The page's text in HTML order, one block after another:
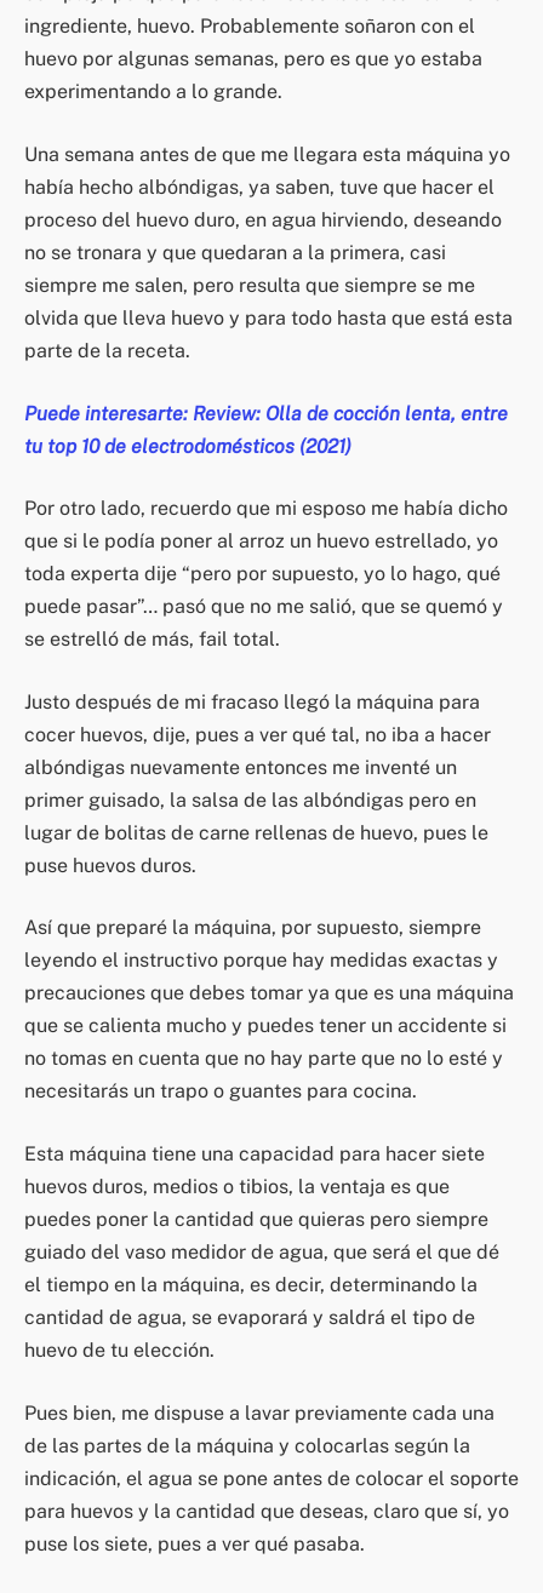
ingrediente, huevo. Probablemente soñaron con el
huevo por algunas semanas, pero es que yo estaba
experimentando a lo grande.
Una semana antes de que me llegara esta máquina yo
había hecho albóndigas, ya saben, tuve que hacer el
proceso del huevo duro, en agua hirviendo, deseando
no se tronara y que quedaran a la primera, casi
siempre me salen, pero resulta que siempre se me
olvida que lleva huevo y para todo hasta que está esta
parte de la receta.
Puede interesarte: Review: Olla de cocción lenta, entre
tu top 10 de electrodomésticos (2021)
Por otro lado, recuerdo que mi esposo me había dicho
que si le podía poner al arroz un huevo estrellado, yo
toda experta dije “pero por supuesto, yo lo hago, qué
puede pasar”… pasó que no me salió, que se quemó y
se estrelló de más, fail total.
Justo después de mi fracaso llegó la máquina para
cocer huevos, dije, pues a ver qué tal, no iba a hacer
albóndigas nuevamente entonces me inventé un
primer guisado, la salsa de las albóndigas pero en
lugar de bolitas de carne rellenas de huevo, pues le
puse huevos duros.
Así que preparé la máquina, por supuesto, siempre
leyendo el instructivo porque hay medidas exactas y
precauciones que debes tomar ya que es una máquina
que se calienta mucho y puedes tener un accidente si
no tomas en cuenta que no hay parte que no lo esté y
necesitarás un trapo o guantes para cocina.
Esta máquina tiene una capacidad para hacer siete
huevos duros, medios o tibios, la ventaja es que
puedes poner la cantidad que quieras pero siempre
guiado del vaso medidor de agua, que será el que dé
el tiempo en la máquina, es decir, determinando la
cantidad de agua, se evaporará y saldrá el tipo de
huevo de tu elección.
Pues bien, me dispuse a lavar previamente cada una
de las partes de la máquina y colocarlas según la
indicación, el agua se pone antes de colocar el soporte
para huevos y la cantidad que deseas, claro que sí, yo
puse los siete, pues a ver qué pasaba.